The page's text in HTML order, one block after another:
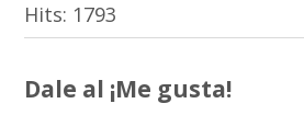
Hits: 1793
Dale al ¡Me gusta!